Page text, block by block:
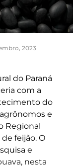
2023
do Paraná
com a
do
e
Regional
feijão. O
e
nesta